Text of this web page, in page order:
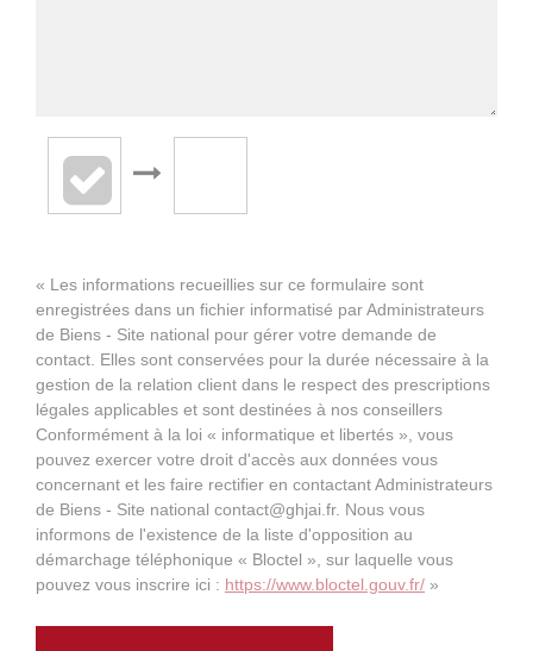
« Les informations recueillies sur ce formulaire sont
enregistrées dans un fichier informatisé par Administrateurs
de Biens - Site national pour gérer votre demande de
contact. Elles sont conservées pour la durée nécessaire à la
gestion de la relation client dans le respect des prescriptions
légales applicables et sont destinées à nos conseillers
Conformément à la loi « informatique et libertés », vous
pouvez exercer votre droit d'accès aux données vous
concernant et les faire rectifier en contactant Administrateurs
de Biens - Site national contact@ghjai.fr. Nous vous
informons de l'existence de la liste d'opposition au
démarchage téléphonique « Bloctel », sur laquelle vous
pouvez vous inscrire ici : https://www.bloctel.gouv.fr/ »